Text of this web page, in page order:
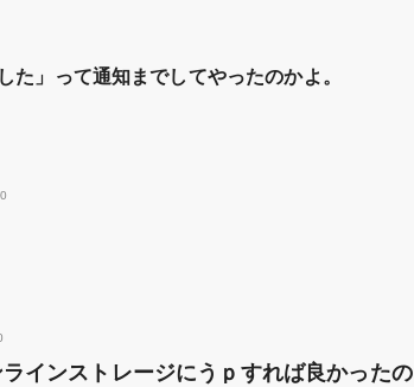
」って通知までしてやったのかよ。
インストレージにうｐすれば良かったの